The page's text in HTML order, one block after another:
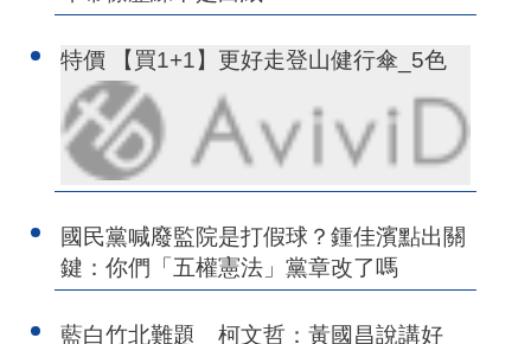
特價 【買1+1】更好走登山健行傘_5色
國民黨喊廢監院是打假球？鍾佳濱點出關
鍵：你們「五權憲法」黨章改了嗎
藍白竹北難題 柯文哲：黃國昌說講好